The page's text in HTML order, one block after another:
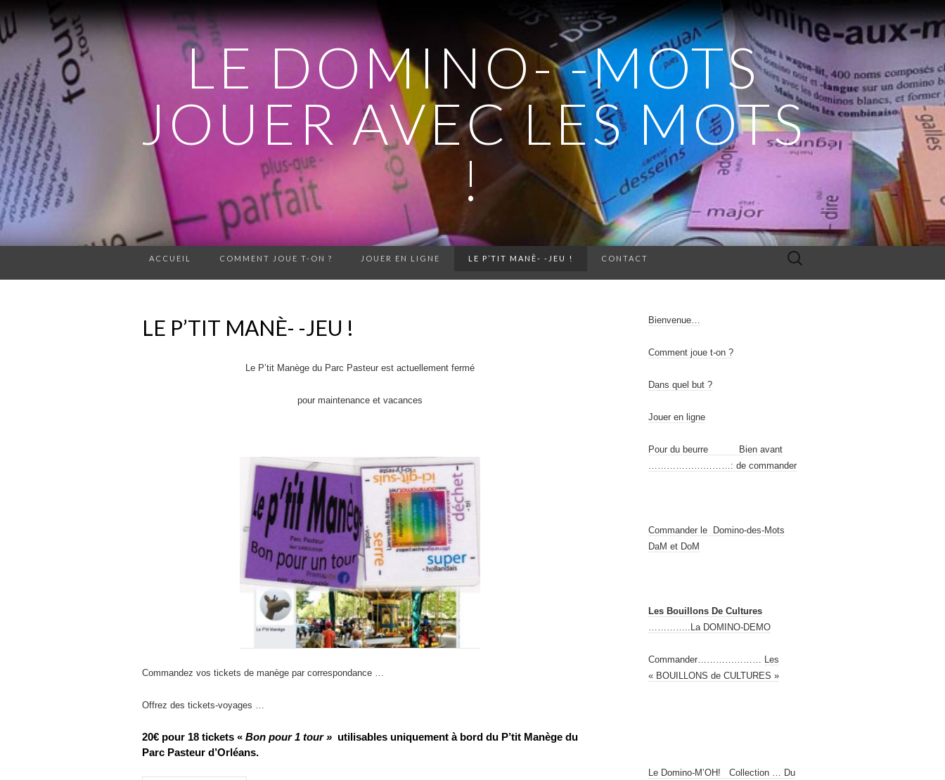
LE DOMINO- -MOTS
JOUER AVEC LES MOTS
!
ACCUEIL COMMENT JOUE T-ON ? JOUER EN LIGNE LE P’TIT MANÈ- -JEU ! CONTACT Rechercher :
LE P’TIT MANÈ- -JEU !
Le P’tit Manège du Parc Pasteur est actuellement fermé
pour maintenance et vacances
Commandez vos tickets de manège par correspondance …
Offrez des tickets-voyages …
20€ pour 18 tickets « Bon pour 1 tour » utilisables uniquement à bord du P’tit Manège du
Parc Pasteur d’Orléans.
Bienvenue…
Comment joue t-on ?
Dans quel but ?
Jouer en ligne
Pour du beurre Bien avant
………………………: de commander
Commander le Domino-des-Mots
DaM et DoM
Les Bouillons De Cultures
…………..La DOMINO-DEMO
Commander………………… Les
« BOUILLONS de CULTURES »
Le Domino-M’OH! Collection … Du